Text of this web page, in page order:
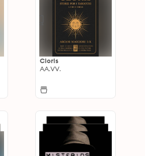
Cloris
AA.VV.